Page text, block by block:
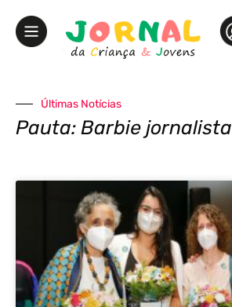
Últimas Notícias
Pauta: Barbie jornalista